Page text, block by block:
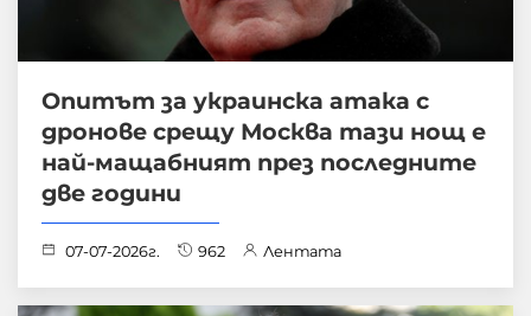
Опитът за украинска атака с
дронове срещу Москва тази нощ е
най-мащабният през последните
две години
07-07-2026г. 962 Лентата